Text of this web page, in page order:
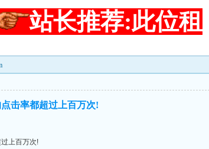
站长推荐:此位租
击率都超过上百万次!
上百万次!